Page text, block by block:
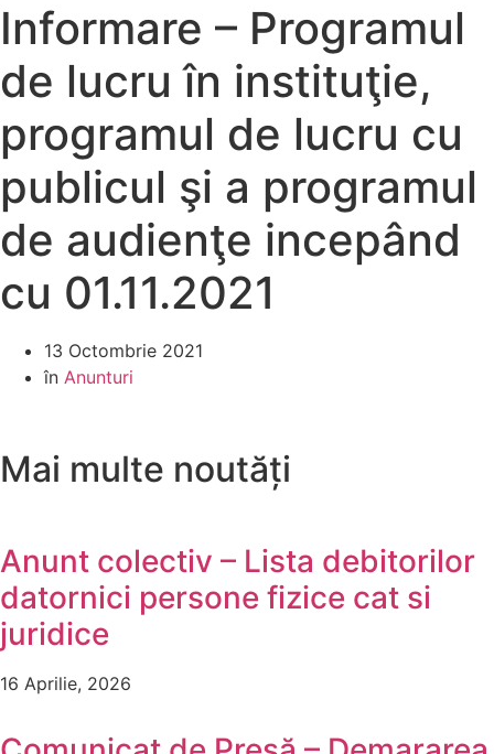
Informare – Programul
de lucru în instituţie,
programul de lucru cu
publicul şi a programul
de audienţe incepând
cu 01.11.2021
13 Octombrie 2021
în Anunturi
Mai multe noutăți
Anunt colectiv – Lista debitorilor
datornici persone fizice cat si
juridice
16 Aprilie, 2026